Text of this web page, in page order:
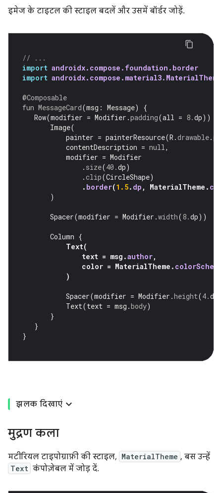
इमेज के टाइटल की स्टाइल बदलें और उसमें बॉर्डर जोड़ें.
// ...
import androidx.compose.foundation.border
import androidx.compose.material3.MaterialTheme
@Composable
fun MessageCard(msg : Message)
{
Row(modifier = Modifier .padding(all = 8.dp))
Image(
painter = painterResource(R .drawable.
contentDescription = null,
modifier = Modifier
. size(40.dp)
.clip(CircleShape)
. border(1.5. dp , MaterialTheme .
)
Spacer(modifier = Modifier .width(8.dp))
Column {
Text(
text = msg .author,
color = MaterialTheme .
)
Spacer(modifier = Modifier .height(4.dp
Text(text = msg .body)
}
}
}
झलक दिखाएं
मुद्रण कला
मटीरियल टाइपोग्राफ़ी की स्टाइल, MaterialTheme , बस उन्हें
Text कंपोज़ेबल में जोड़ दें.